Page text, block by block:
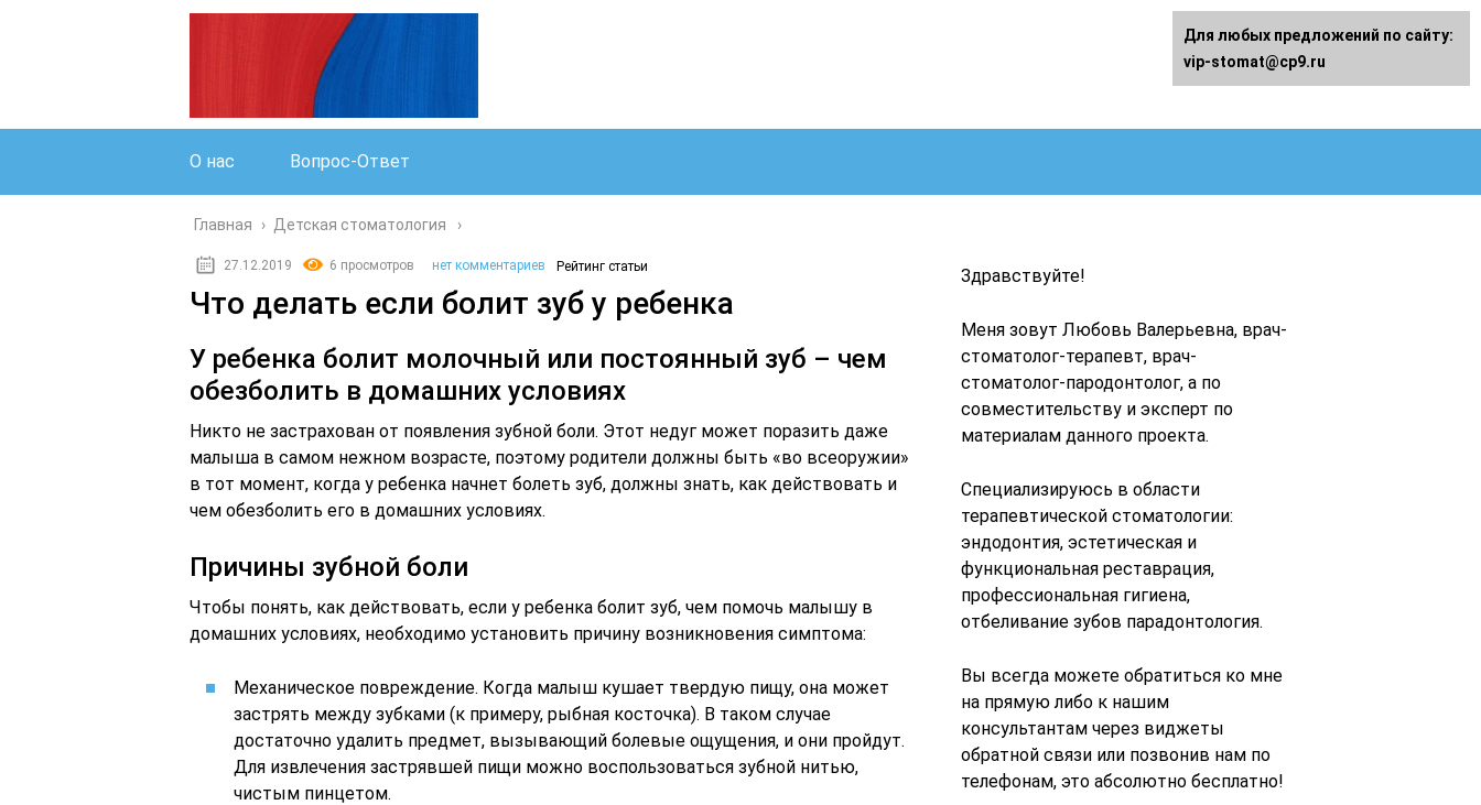
О нас Вопрос-Ответ
Главная › Детская стоматология
27.12.2019 6 просмотров нет комментариев Рейтинг статьи
Что делать если болит зуб у ребенка
У ребенка болит молочный или постоянный зуб – чем
обезболить в домашних условиях
Никто не застрахован от появления зубной боли. Этот недуг может поразить даже
малыша в самом нежном возрасте, поэтому родители должны быть «во всеоружии»
в тот момент, когда у ребенка начнет болеть зуб, должны знать, как действовать и
чем обезболить его в домашних условиях.
Причины зубной боли
Чтобы понять, как действовать, если у ребенка болит зуб, чем помочь малышу в
домашних условиях, необходимо установить причину возникновения симптома:
Механическое повреждение. Когда малыш кушает твердую пищу, она может
застрять между зубками (к примеру, рыбная косточка). В таком случае
достаточно удалить предмет, вызывающий болевые ощущения, и они пройдут.
Для извлечения застрявшей пищи можно воспользоваться зубной нитью,
чистым пинцетом.
Здравствуйте!
Меня зовут Любовь Валерьевна, врач-
стоматолог-терапевт, врач-
стоматолог-пародонтолог, а по
совместительству и эксперт по
материалам данного проекта.
Специализируюсь в области
терапевтической стоматологии:
эндодонтия, эстетическая и
функциональная реставрация,
профессиональная гигиена,
отбеливание зубов парадонтология.
Вы всегда можете обратиться ко мне
на прямую либо к нашим
консультантам через виджеты
обратной связи или позвонив нам по
телефонам, это абсолютно бесплатно!
Для любых предложений по сайту:
vip-stomat@cp9.ru